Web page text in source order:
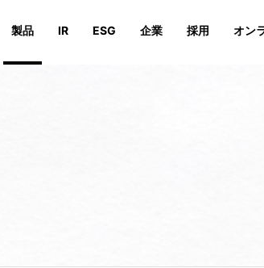
製品 IR ESG 企業 採用 オン